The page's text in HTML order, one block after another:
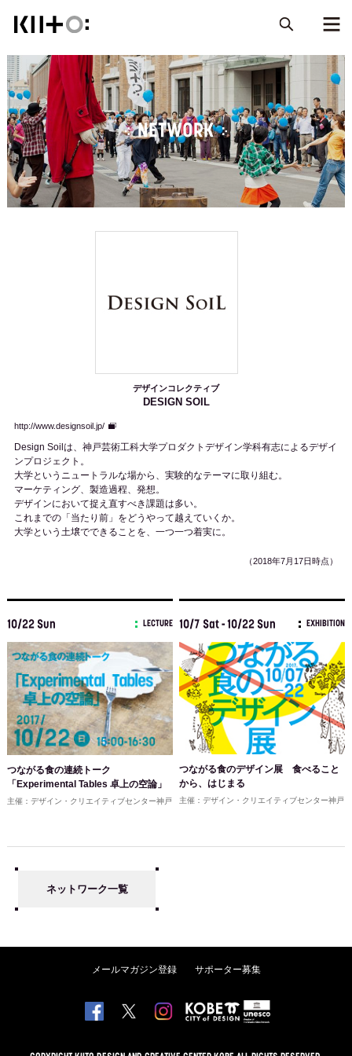
NETWORK
デザインコレクティブ
DESIGN SOIL
http://www.designsoil.jp/
Design Soilは、神戸芸術工科大学プロダクトデザイン学科有志によるデザイ
ンプロジェクト。
大学というニュートラルな場から、実験的なテーマに取り組む。
マーケティング、製造過程、発想。
デザインにおいて捉え直すべき課題は多い。
これまでの「当たり前」をどうやって越えていくか。
大学という土壌でできることを、一つ一つ着実に。
（2018年7月17日時点）
10/22 Sun LECTURE
つながる食の連続トーク
「Experimental Tables 卓上の空論」
主催：デザイン・クリエイティブセンター神戸
10/7 Sat - 10/22 Sun EXHIBITION
つながる食のデザイン展 食べること
から、はじまる
主催：デザイン・クリエイティブセンター神戸
ネットワーク一覧
メールマガジン登録 サポーター募集